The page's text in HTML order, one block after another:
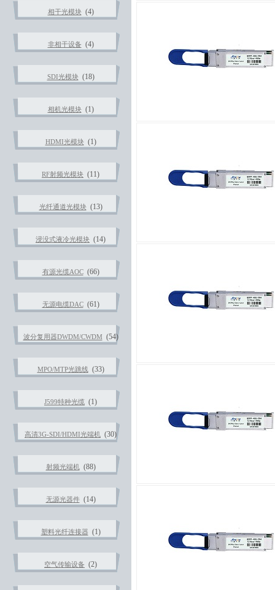
相干光模块(4)
非相干设备 (4)
SDI光模块(18)
相机光模块(1)
HDMI光模块(1)
RF射频光模块 (11)
光纤通道光模块(13)
浸没式液冷光模块 (14)
有源光缆AOC(66)
无源电缆DAC(61)
波分复用器DWDM/CWDM (54)
MPO/MTP光跳线(33)
J599特种光缆 (1)
高清3G-SDI/HDMI光端机 (30)
射频光端机(88)
无源光器件(14)
塑料光纤连接器 (1)
空气传输设备 (2)